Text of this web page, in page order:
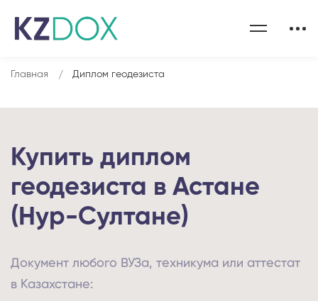
Главная Диплом геодезиста
Купить диплом
геодезиста в Астане
(Нур-Султане)
Документ любого ВУЗа, техникума или аттестат
в Казахстане: